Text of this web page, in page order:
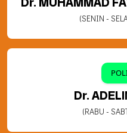
(SENIN -
Dr.
(RABU -